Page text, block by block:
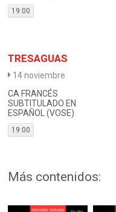
19:00
TRESAGUAS
14 noviembre
CA FRANCÉS
SUBTITULADO EN
ESPAÑOL (VOSE)
19:00
Más contenidos: